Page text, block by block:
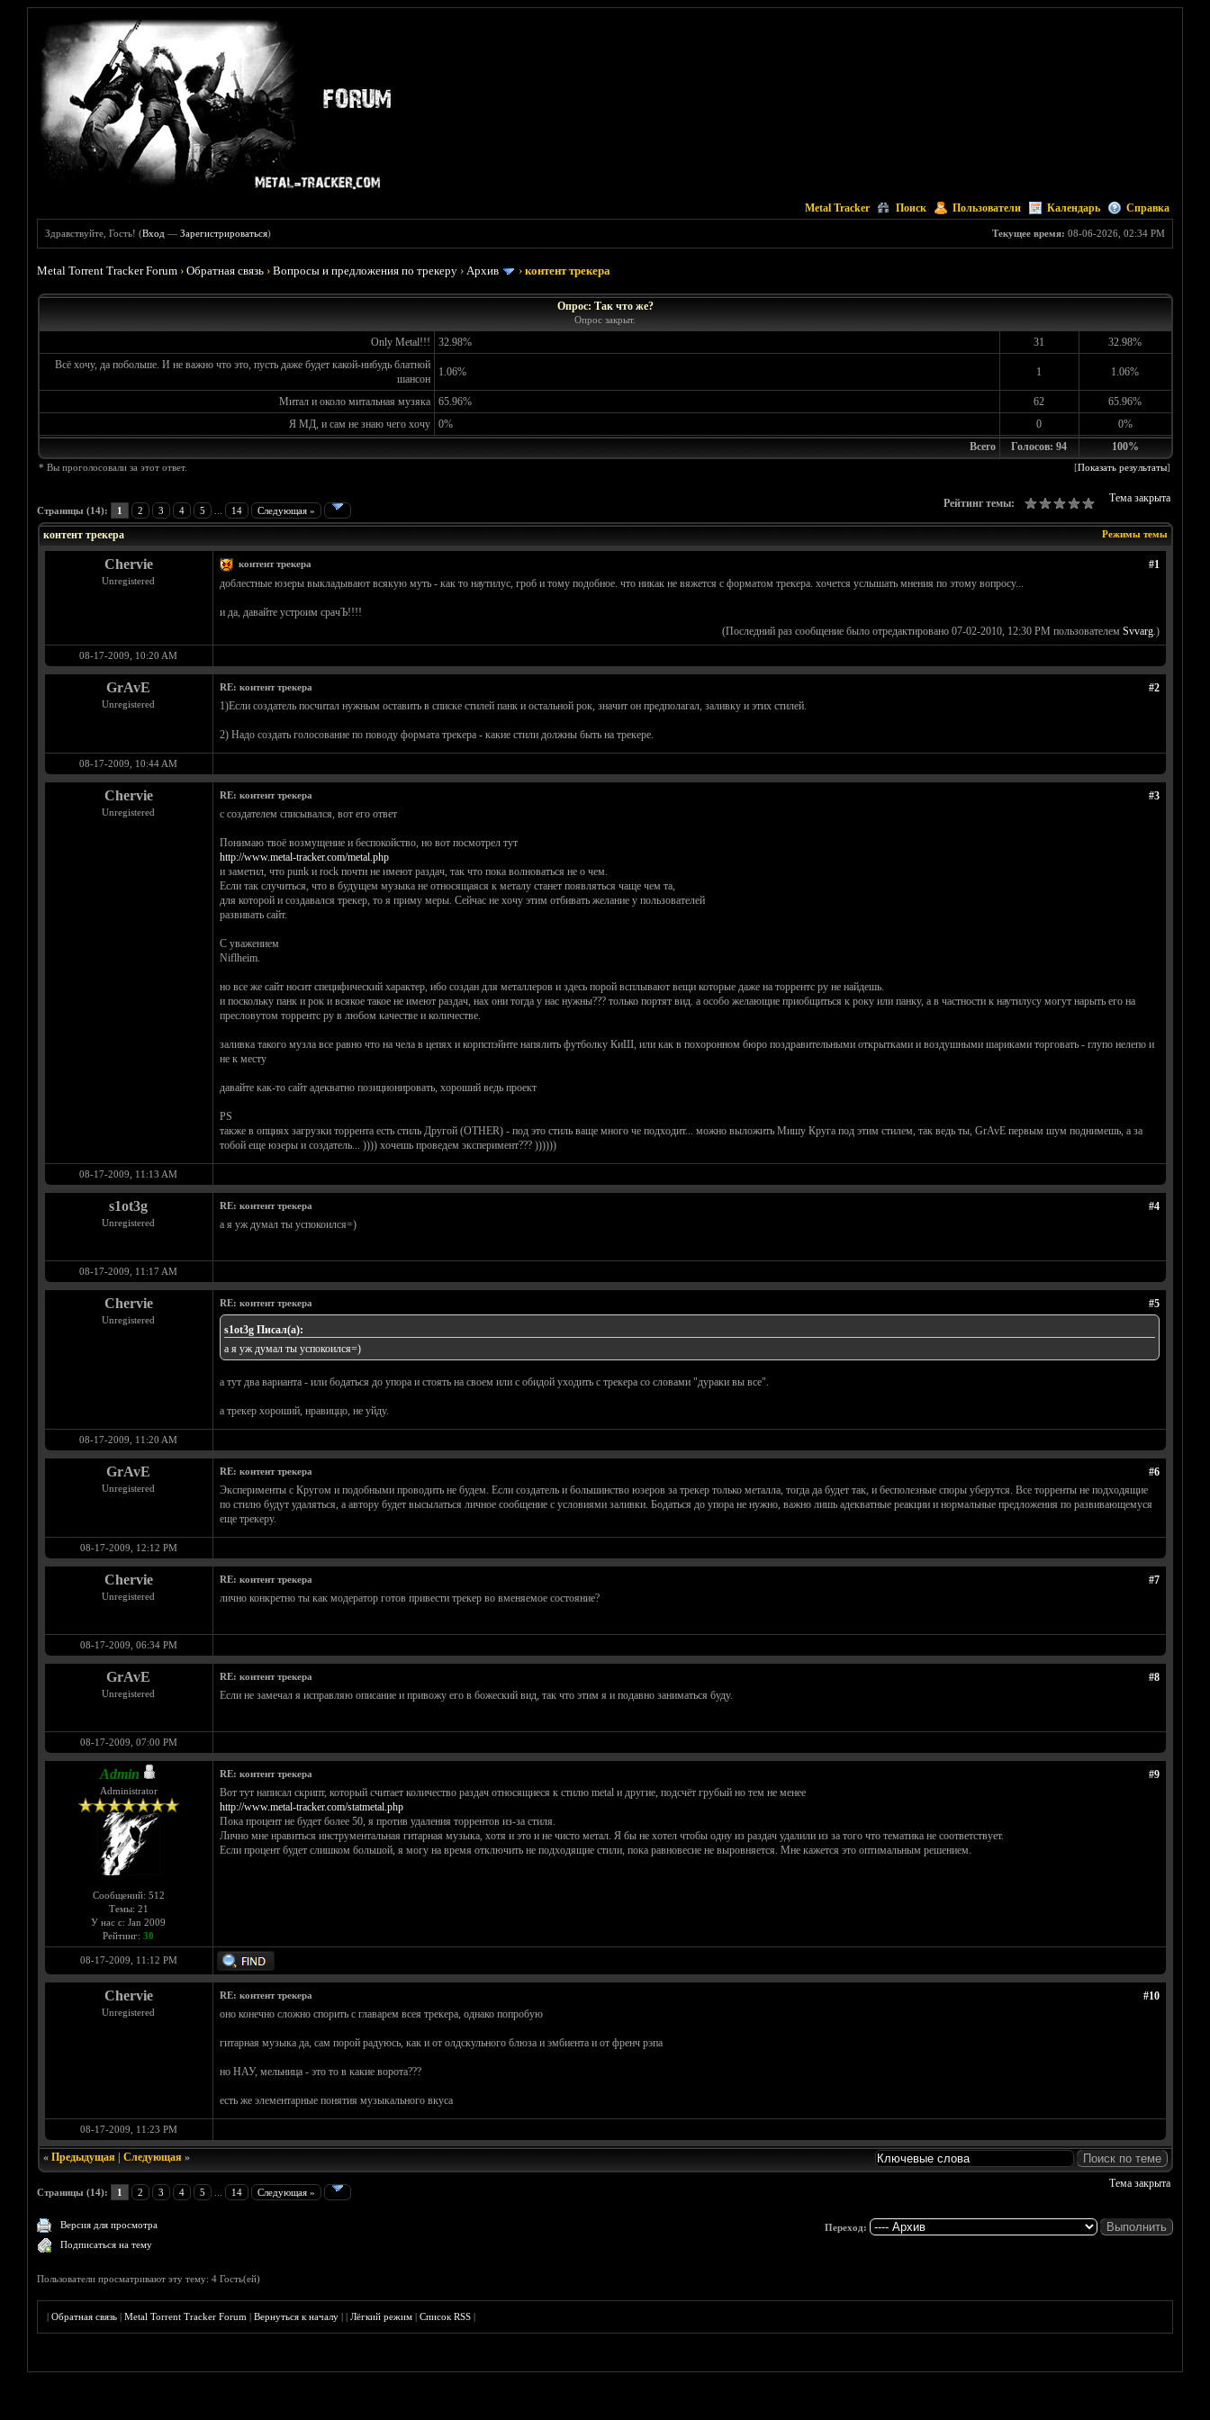
Metal Tracker Поиск Пользователи Календарь Справка
Текущее время: 08-06-2026, 02:34 PM
Здравствуйте, Гость! (Вход —Зарегистрироваться)
Metal Torrent Tracker Forum ›Обратная связь ›Вопросы и предложения по трекеру ›Архив ›контент трекера
Опрос: Так что же?
Опрос закрыт.
Only Metal!!! 32.98% 31
32.98%
Всё хочу, да побольше. И не важно что это, пусть даже будет какой-нибудь блатной
шансон
1.06% 1 1.06%
Митал и около митальная музяка 65.96% 62
65.96%
Я МД, и сам не знаю чего хочу
0% 0
0%
Всего
Голосов: 94 100%
* Вы проголосовали за этот ответ. [Показать результаты]
Страницы (14): 1 2 3 4 5 14 Следующая »
Тема закрыта
Рейтинг темы:
Голосов: 0 - Средняя оценка: 0
1
2
3
4
5
Режимы темы
контент трекера
Chervie
Unregistered
#1
контент трекера
доблестные юзеры выкладывают всякую муть - как то наутилус, гроб и тому подобное. что никак не вяжется с форматом трекера. хочется услышать мнения по этому вопросу...
и да, давайте устроим срачЪ!!!!
(Последний раз сообщение было отредактировано 07-02-2010, 12:30 PM пользователем Svvarg.)
08-17-2009, 10:20 AM
GrAvE
Unregistered
#2
RE: контент трекера
1)Если создатель посчитал нужным оставить в списке стилей панк и остальной рок, значит он предполагал, заливку и этих стилей.
2) Надо создать голосование по поводу формата трекера - какие стили должны быть на трекере.
08-17-2009, 10:44 AM
Chervie
Unregistered
#3
RE: контент трекера
с создателем списывался, вот его ответ
Понимаю твоё возмущение и беспокойство, но вот посмотрел тут
http://www.metal-tracker.com/metal.php
и заметил, что punk и rock почти не имеют раздач, так что пока волноваться не о чем.
Если так случиться, что в будущем музыка не относящаяся к металу станет появляться чаще чем та,
для которой и создавался трекер, то я приму меры. Сейчас не хочу этим отбивать желание у пользователей
развивать сайт.
С уважением
Niflheim.
но все же сайт носит специфический характер, ибо создан для металлеров и здесь порой всплывают вещи которые даже на торрентс ру не найдешь.
и поскольку панк и рок и всякое такое не имеют раздач, нах они тогда у нас нужны??? только портят вид. а особо желающие приобщиться к року или панку, а в частности к наутилусу могут нарыть его на
пресловутом торрентс ру в любом качестве и количестве.
заливка такого музла все равно что на чела в цепях и корпспэйнте напялить футболку КиШ, или как в похоронном бюро поздравительными открытками и воздушными шариками торговать - глупо нелепо и
не к месту
давайте как-то сайт адекватно позиционировать, хороший ведь проект
PS
также в опциях загрузки торрента есть стиль Другой (OTHER) - под это стиль ваще много че подходит... можно выложить Мишу Круга под этим стилем, так ведь ты, GrAvE первым шум поднимешь, а за
тобой еще юзеры и создатель... )))) хочешь проведем эксперимент??? ))))))
08-17-2009, 11:13 AM
s1ot3g
Unregistered
#4
RE: контент трекера
а я уж думал ты успокоился=)
08-17-2009, 11:17 AM
Chervie
Unregistered
#5
RE: контент трекера
s1ot3g Писал(а):
а я уж думал ты успокоился=)
а тут два варианта - или бодаться до упора и стоять на своем или с обидой уходить с трекера со словами "дураки вы все".
а трекер хороший, нравиццо, не уйду.
08-17-2009, 11:20 AM
GrAvE
Unregistered
#6
RE: контент трекера
Эксперименты с Кругом и подобными проводить не будем. Если создатель и большинство юзеров за трекер только металла, тогда да будет так, и бесполезные споры уберутся. Все торренты не подходящие
по стилю будут удаляться, а автору будет высылаться личное сообщение с условиями заливки. Бодаться до упора не нужно, важно лишь адекватные реакции и нормальные предложения по развивающемуся
еще трекеру.
08-17-2009, 12:12 PM
Chervie
Unregistered
#7
RE: контент трекера
лично конкретно ты как модератор готов привести трекер во вменяемое состояние?
08-17-2009, 06:34 PM
GrAvE
Unregistered
#8
RE: контент трекера
Если не замечал я исправляю описание и привожу его в божеский вид, так что этим я и подавно заниматься буду.
08-17-2009, 07:00 PM
Admin
Administrator
Сообщений: 512
Темы: 21
У нас с: Jan 2009
Рейтинг: 30
#9
RE: контент трекера
Вот тут написал скрипт, который считает количество раздач относящиеся к стилю metal и другие, подсчёт грубый но тем не менее
http://www.metal-tracker.com/statmetal.php
Пока процент не будет более 50, я против удаления торрентов из-за стиля.
Лично мне нравиться инструментальная гитарная музыка, хотя и это и не чисто метал. Я бы не хотел чтобы одну из раздач удалили из за того что тематика не соответствует.
Если процент будет слишком большой, я могу на время отключить не подходящие стили, пока равновесие не выровняется. Мне кажется это оптимальным решением.
08-17-2009, 11:12 PM
Chervie
Unregistered
#10
RE: контент трекера
оно конечно сложно спорить с главарем всея трекера, однако попробую
гитарная музыка да, сам порой радуюсь, как и от олдскульного блюза и эмбиента и от френч рэпа
но НАУ, мельница - это то в какие ворота???
есть же элементарные понятия музыкального вкуса
08-17-2009, 11:23 PM
« Предыдущая| Следующая»
Страницы (14): 1 2 3 4 5 14 Следующая »
Тема закрыта
Версия для просмотра
Подписаться на тему
Переход:
Пользователи просматривают эту тему: 4 Гость(ей)
|Обратная связь |Metal Torrent Tracker Forum |Вернуться к началу ||Лёгкий режим |Список RSS |